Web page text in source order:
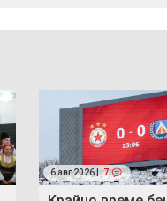
6 авг 2026 | 7